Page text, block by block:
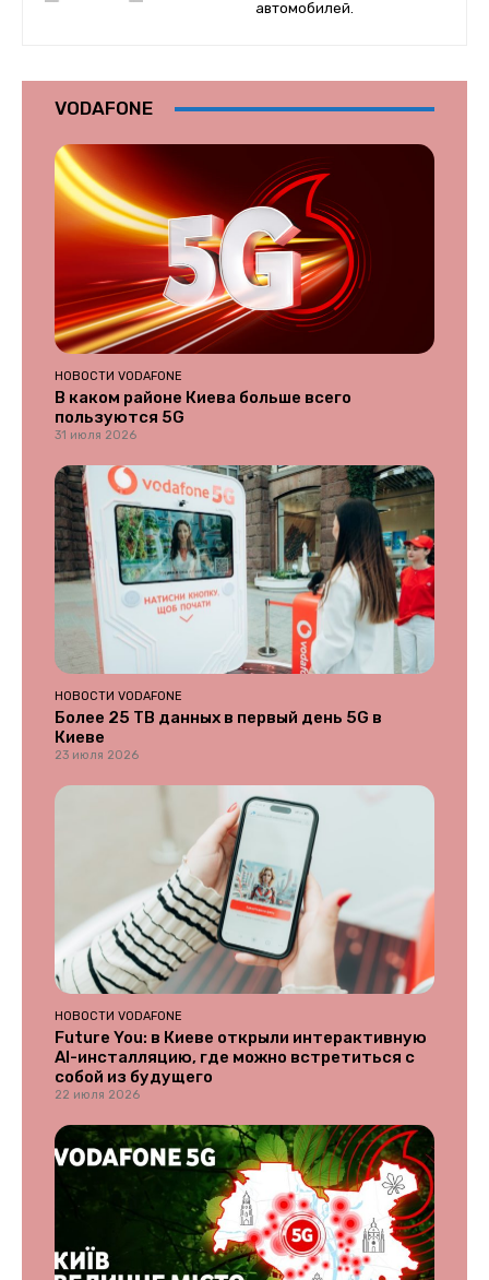
автомобилей.
VODAFONE
НОВОСТИ VODAFONE
В каком районе Киева больше всего
пользуются 5G
31 июля 2026
НОВОСТИ VODAFONE
Более 25 ТВ данных в первый день 5G в
Киеве
23 июля 2026
НОВОСТИ VODAFONE
Future You: в Киеве открыли интерактивную
AI-инсталляцию, где можно встретиться с
собой из будущего
22 июля 2026